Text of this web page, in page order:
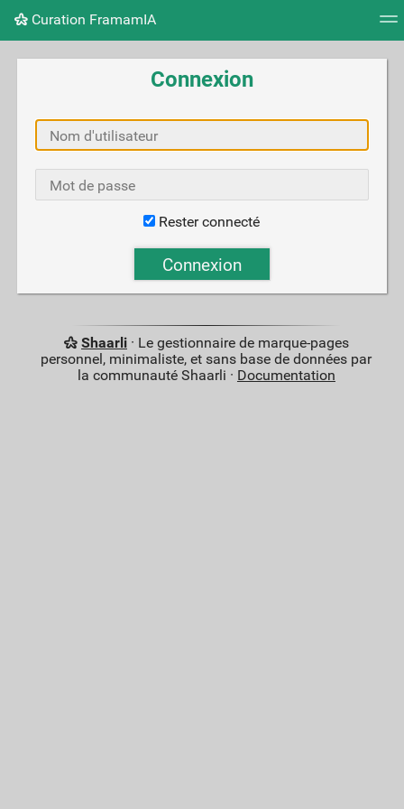
Curation FramamIA
Nuage de tags Mur d'images Quotidien Flux
Connexion
Rester connecté
Shaarli· Le gestionnaire de marque-pages
personnel, minimaliste, et sans base de données par
la communauté Shaarli · Documentation